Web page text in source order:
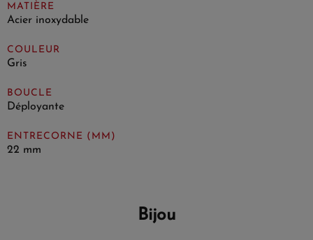
MATIÈRE
Acier inoxydable
COULEUR
Gris
BOUCLE
Déployante
ENTRECORNE (MM)
22 mm
Bijou